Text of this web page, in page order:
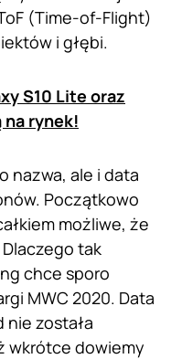
(Time-of-Flight)
i głębi.
S10 Lite oraz
rynek!
nazwa, ale i data
Początkowo
możliwe, że
tak
chce sporo
MWC 2020. Data
nie została
wkrótce dowiemy